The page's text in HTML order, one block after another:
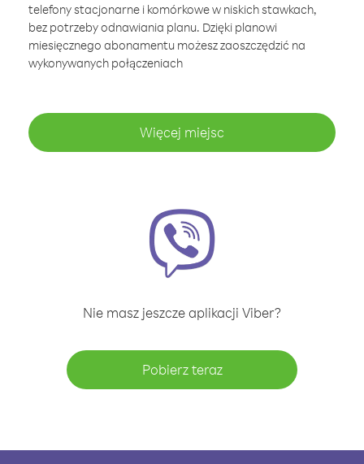
telefony stacjonarne i komórkowe w niskich stawkach,
bez potrzeby odnawiania planu. Dzięki planowi
miesięcznego abonamentu możesz zaoszczędzić na
wykonywanych połączeniach
Więcej miejsc
Nie masz jeszcze aplikacji Viber?
Pobierz teraz